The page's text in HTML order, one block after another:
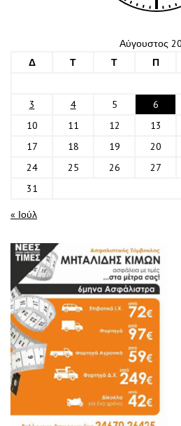
Αύγουστος
Δ
Τ Τ Π
3
4 5 6
10
11 12 13
17
18 19 20
24
25 26 27
31
« Ιούλ